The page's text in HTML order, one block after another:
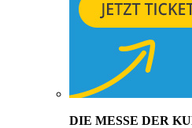
DIE MESSE DER